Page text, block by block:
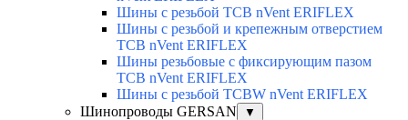
Шины с резьбой TCB nVent ERIFLEX
Шины с резьбой и крепежным отверстием
TCB nVent ERIFLEX
Шины резьбовые с фиксирующим пазом
TCB nVent ERIFLEX
Шины с резьбой TCBW nVent ERIFLEX
Шинопроводы GERSAN
▼